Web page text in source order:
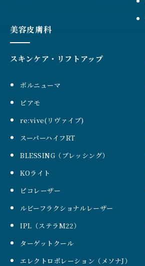
美容皮膚科
スキンケア・リフトアップ
ボルニューマ
ピアモ
re:vive(リヴァイブ)
スーパーハイフRT
BLESSING（ブレッシング）
KOライト
ピコレーザー
ルビーフラクショナルレーザー
IPL（ステラM22）
ターゲットクール
エレクトロポレーション（メソナJ）